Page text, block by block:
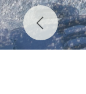
Previous